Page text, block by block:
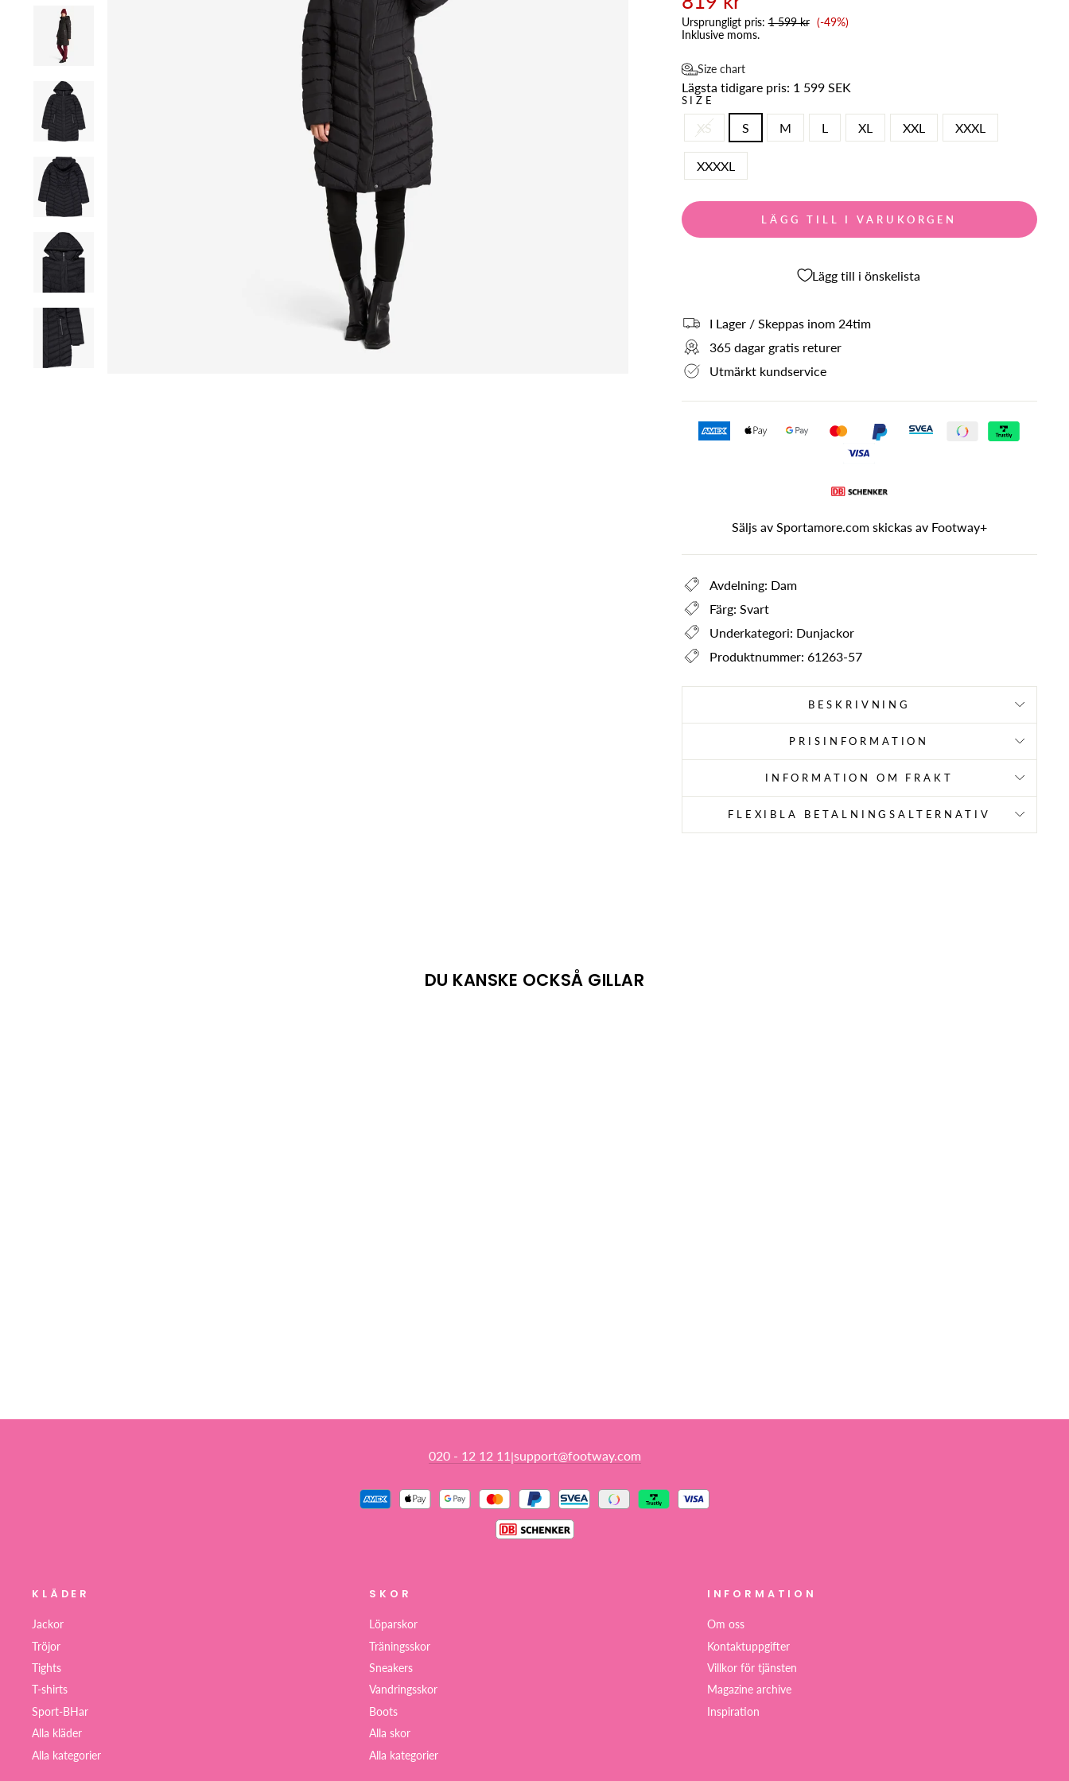
Ursprungligt pris:1 599 kr Reapris
(-49%)
Inklusive moms.
Size chart
Lägsta tidigare pris: 1 599 SEK
SIZE
XS S M L XL XXL XXXL
XXXXL
LÄGG TILL I VARUKORGEN
Lägg till i önskelista
I Lager / Skeppas inom 24tim
365 dagar gratis returer
Utmärkt kundservice
Säljs av Sportamore.com skickas av Footway+
Avdelning: Dam
Färg: Svart
Underkategori: Dunjackor
Produktnummer: 61263-57
BESKRIVNING
PRISINFORMATION
INFORMATION OM FRAKT
FLEXIBLA BETALNINGSALTERNATIV
DU KANSKE OCKSÅ GILLAR
020 - 12 12 11 |support@footway.com
KLÄDER
Jackor
Tröjor
Tights
T-shirts
Sport-BHar
Alla kläder
Alla kategorier
SKOR
Löparskor
Träningsskor
Sneakers
Vandringsskor
Boots
Alla skor
Alla kategorier
INFORMATION
Om oss
Kontaktuppgifter
Villkor för tjänsten
Magazine archive
Inspiration